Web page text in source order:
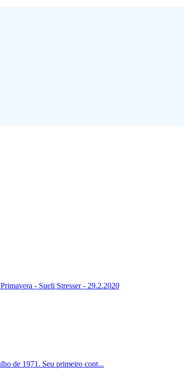
- Sueli Stresser - 29.2.2020
de 1971. Seu primeiro cont...